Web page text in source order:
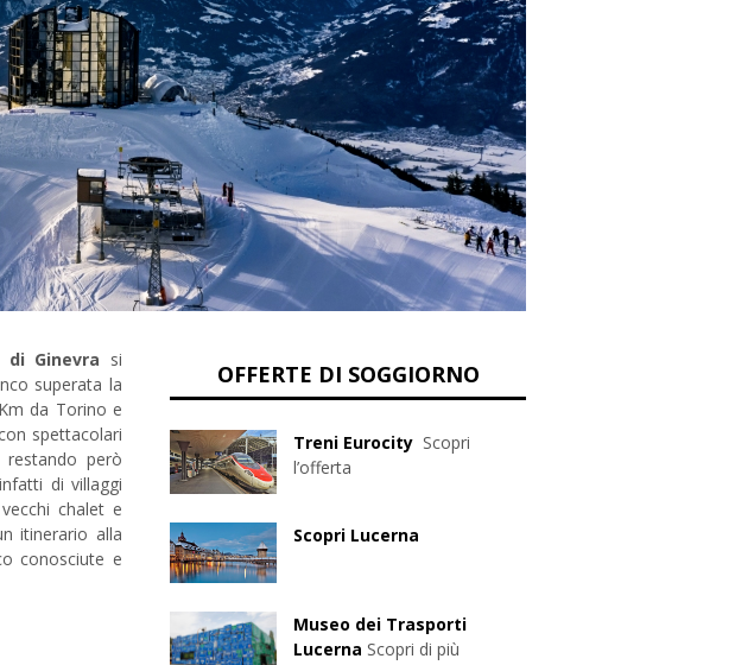
di Ginevra si
superata la
da Torino e
spettacolari
però
di villaggi
chalet e
itinerario alla
conosciute e
OFFERTE DI SOGGIORNO
Treni Eurocity Scopri
l’offerta
Scopri Lucerna
Museo dei Trasporti
Lucerna Scopri di più